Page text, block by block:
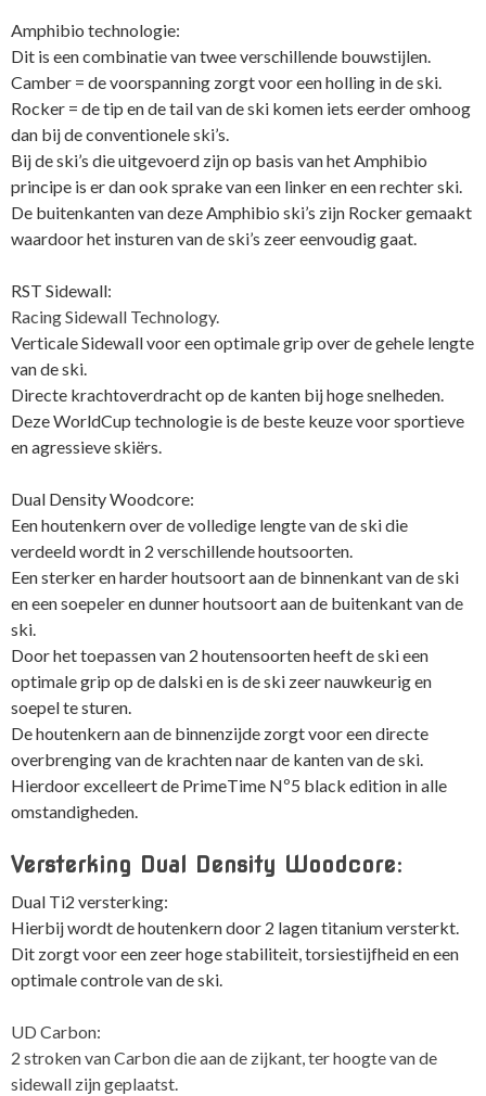
Amphibio technologie:
Dit is een combinatie van twee verschillende bouwstijlen.
Camber = de voorspanning zorgt voor een holling in de ski.
Rocker = de tip en de tail van de ski komen iets eerder omhoog
dan bij de conventionele ski’s.
Bij de ski’s die uitgevoerd zijn op basis van het Amphibio
principe is er dan ook sprake van een linker en een rechter ski.
De buitenkanten van deze Amphibio ski’s zijn Rocker gemaakt
waardoor het insturen van de ski’s zeer eenvoudig gaat.
RST Sidewall:
Racing Sidewall Technology.
Verticale Sidewall voor een optimale grip over de gehele lengte
van de ski.
Directe krachtoverdracht op de kanten bij hoge snelheden.
Deze WorldCup technologie is de beste keuze voor sportieve
en agressieve skiërs.
Dual Density Woodcore:
Een houtenkern over de volledige lengte van de ski die
verdeeld wordt in 2 verschillende houtsoorten.
Een sterker en harder houtsoort aan de binnenkant van de ski
en een soepeler en dunner houtsoort aan de buitenkant van de
ski.
Door het toepassen van 2 houtensoorten heeft de ski een
optimale grip op de dalski en is de ski zeer nauwkeurig en
soepel te sturen.
De houtenkern aan de binnenzijde zorgt voor een directe
overbrenging van de krachten naar de kanten van de ski.
Hierdoor excelleert de PrimeTime Nº5 black edition in alle
omstandigheden.
Versterking Dual Density Woodcore:
Dual Ti2 versterking:
Hierbij wordt de houtenkern door 2 lagen titanium versterkt.
Dit zorgt voor een zeer hoge stabiliteit, torsiestijfheid en een
optimale controle van de ski.
UD Carbon:
2 stroken van Carbon die aan de zijkant, ter hoogte van de
sidewall zijn geplaatst.